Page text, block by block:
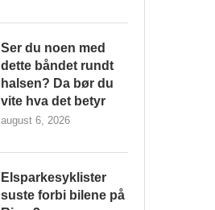
Ser du noen med
dette båndet rundt
halsen? Da bør du
vite hva det betyr
august 6, 2026
Elsparkesyklister
suste forbi bilene på